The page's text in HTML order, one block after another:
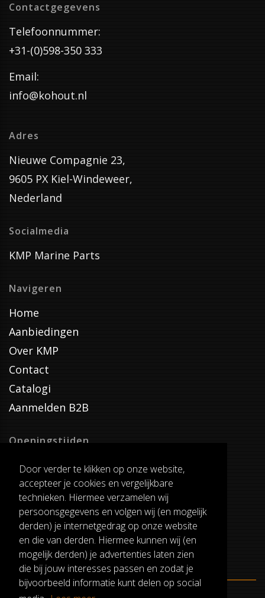
Door verder te klikken op onze website,
accepteer je cookies en vergelijkbare
technieken. Hiermee verzamelen wij
persoonsgegevens en volgen wij (en mogelijk
derden) je internetgedrag op onze website
en die van derden. Hiermee kunnen wij (en
mogelijk derden) je advertenties laten zien
die bij jouw interesses passen en zodat je
bijvoorbeeld informatie kunt delen op social
Contactgegevens
Telefoonnummer:
+31-(0)598-350 333
Email:
info@kohout.nl
Adres
Nieuwe Compagnie 23,
9605 PX Kiel-Windeweer,
Nederland
Socialmedia
KMP Marine Parts
Navigeren
Home
Aanbiedingen
Over KMP
Contact
Catalogi
Aanmelden B2B
Openingstijden
Dinsdag T/M Zaterdag
van 8:00-17:00
Verzenddagen
Dinsdag T/M Vrijdag
Pauze
12:30-13:00